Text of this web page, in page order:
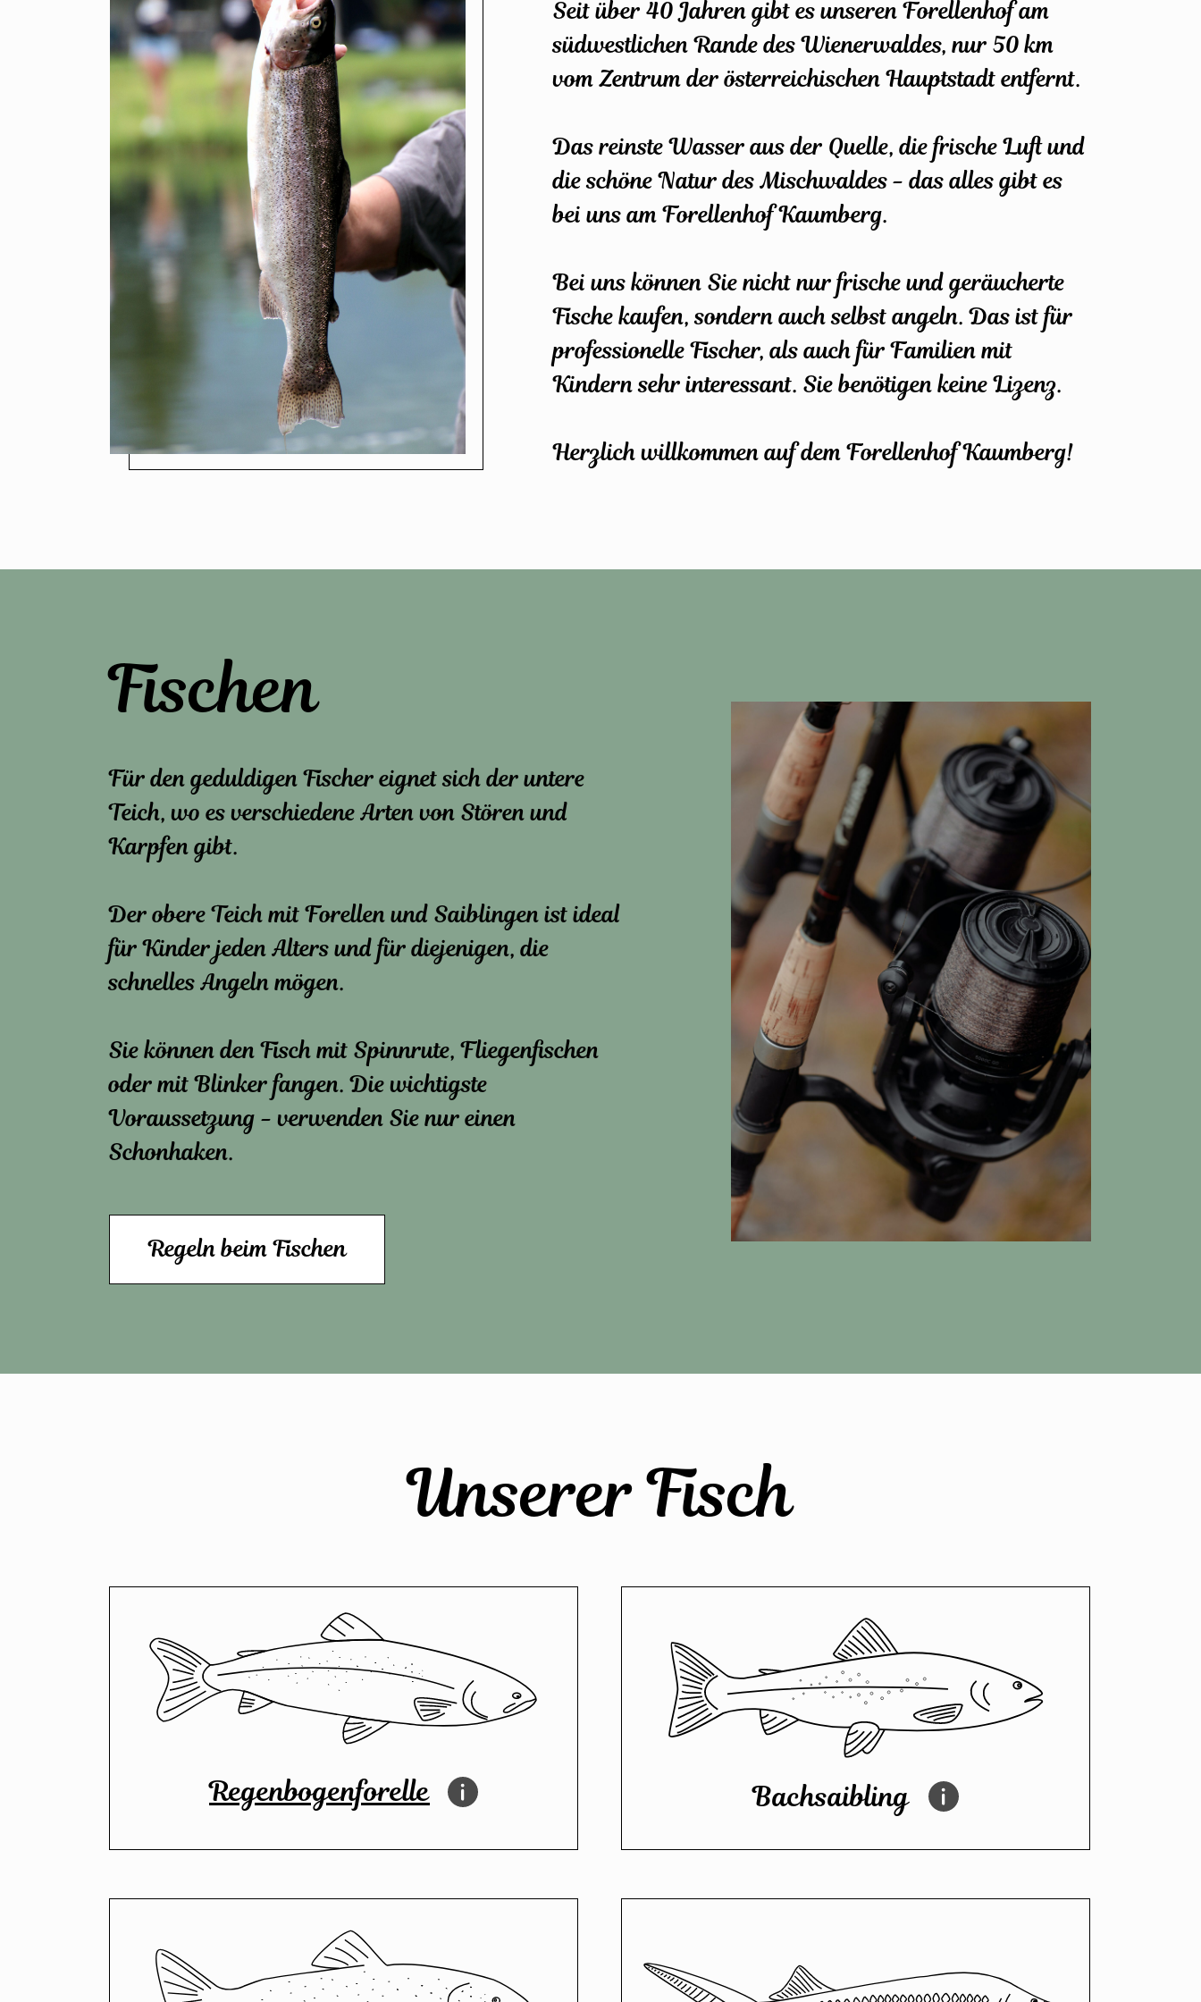
Seit über 40 Jahren gibt es unseren Forellenhof am
südwestlichen Rande des Wienerwaldes, nur 50 km
vom Zentrum der österreichischen Hauptstadt entfernt.
Das reinste Wasser aus der Quelle, die frische Luft und
die schöne Natur des Mischwaldes - das alles gibt es
bei uns am Forellenhof Kaumberg.
Bei uns können Sie nicht nur frische und geräucherte
Fische kaufen, sondern auch selbst angeln. Das ist für
professionelle Fischer, als auch für Familien mit
Kindern sehr interessant. Sie benötigen keine Lizenz.
Herzlich willkommen auf dem Forellenhof Kaumberg!
Fischen
Für den geduldigen Fischer eignet sich der untere
Teich, wo es verschiedene Arten von Stören und
Karpfen gibt.
Der obere Teich mit Forellen und Saiblingen ist ideal
für Kinder jeden Alters und für diejenigen, die
schnelles Angeln mögen.
Sie können den Fisch mit Spinnrute, Fliegenfischen
oder mit Blinker fangen. Die wichtigste
Voraussetzung - verwenden Sie nur einen
Schonhaken.
Regeln beim Fischen
Regenbogenforelle Bachsaibling
Unserer Fisch